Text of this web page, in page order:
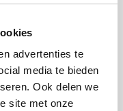
advertenties te
media te bieden
Ook delen we
site met onze